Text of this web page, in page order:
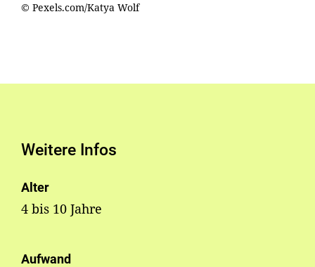
© Pexels.com/Katya Wolf
Weitere Infos
Alter
4 bis 10 Jahre
Aufwand